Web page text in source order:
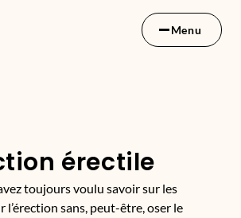
Menu
érectile
toujours voulu savoir sur les
l’érection sans, peut-être, oser le